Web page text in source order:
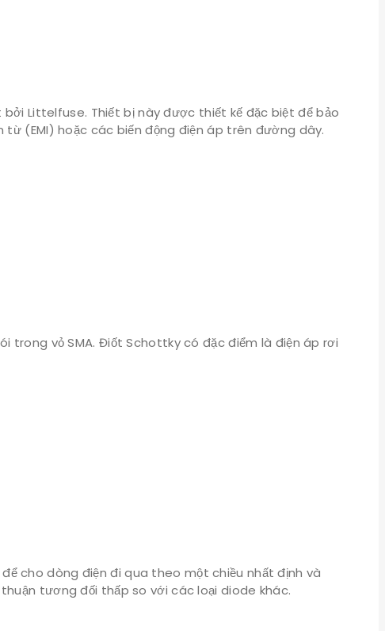
Littelfuse. Thiết bị này được thiết kế đặc biệt để bảo
từ (EMI) hoặc các biến động điện áp trên đường dây.
vỏ SMA. Điốt Schottky có đặc điểm là điện áp rơi
cho dòng điện đi qua theo một chiều nhất định và
tương đối thấp so với các loại diode khác.